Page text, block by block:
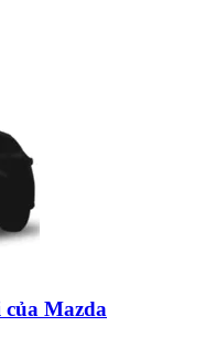
Mazda